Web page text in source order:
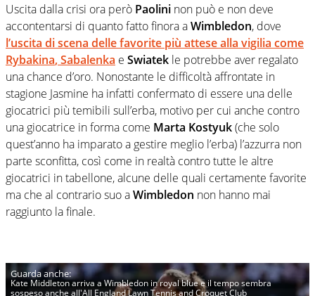
Uscita dalla crisi ora però Paolini non può e non deve
accontentarsi di quanto fatto finora aWimbledon, dove
l’uscita di scena delle favorite più attese alla vigilia come
Rybakina,Sabalenka e Swiatek le potrebbe aver regalato
una chance d’oro. Nonostante le difficoltà affrontate in
stagione Jasmine ha infatti confermato di essere una delle
giocatrici più temibili sull’erba, motivo per cui anche contro
una giocatrice in forma come Marta Kostyuk(che solo
quest’anno ha imparato a gestire meglio l’erba) l’azzurra non
parte sconfitta, così come in realtà contro tutte le altre
giocatrici in tabellone, alcune delle quali certamente favorite
ma che al contrario suo aWimbledon non hanno mai
raggiunto la finale.
Kate Middleton arriva a Wimbledon in royal blue e il tempo sembra
sospeso anche all'All England Lawn Tennis and Croquet Club